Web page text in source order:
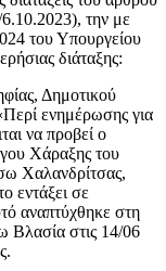
την με
του Υπουργείου
διάταξης:
Δημοτικού
ενημέρωσης για
να προβεί ο
Χάραξης του
Χαλανδρίτσας,
εντάξει σε
αναπτύχθηκε στη
Βλασία στις 14/06